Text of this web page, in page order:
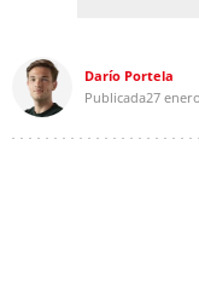
Darío Portela
Publicada27